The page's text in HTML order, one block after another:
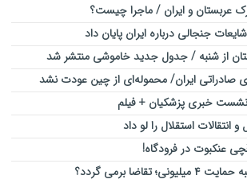
عربستان و ایران / ماجرا چیست؟
جنجالی درباره ایران پایان داد
از شنبه / جدول جدید خاموشی منتشر شد
صادراتی ایران/ محموله‌ای از چین عودت نشد
خبری پزشکیان + فیلم
انتقالات استقلال را لو داد
عنکبوت در فرودگاه!
برمی گردد؟